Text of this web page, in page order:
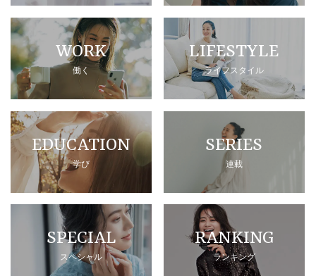
WORK
働く
LIFESTYLE
ライフスタイル
EDUCATION
学び
SERIES
連載
SPECIAL
スペシャル
RANKING
ランキング